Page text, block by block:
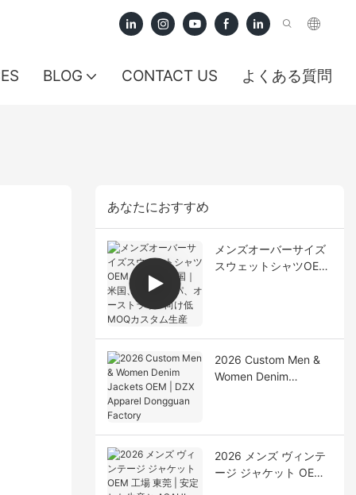
BLOG CONTACT US よくある質問
あなたにおすすめ
メンズオーバーサイズ
スウェットシャツOEM
2026 Custom Men &
Women Denim
2026 メンズ ヴィンテ
ージ ジャケット OEM